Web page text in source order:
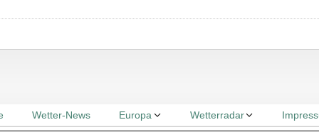
Wetter-News Europa Wetterradar